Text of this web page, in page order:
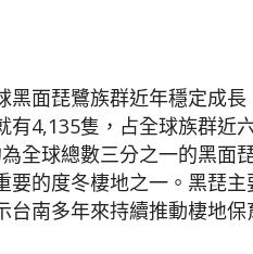
黑面琵鷺族群近年穩定成
有4,135隻，占全球族群近
全球總數三分之一的黑面
要的度冬棲地之一。黑琵
台南多年來持續推動棲地